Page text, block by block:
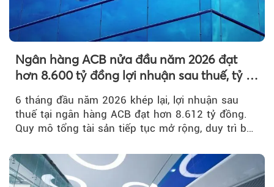
Ngân hàng ACB nửa đầu năm 2026 đạt
hơn 8.600 tỷ đồng lợi nhuận sau thuế, tỷ lệ
6 tháng đầu năm 2026 khép lại, lợi nhuận sau
thuế tại ngân hàng ACB đạt hơn 8.612 tỷ đồng.
Quy mô tổng tài sản tiếp tục mở rộng, duy trì bộ